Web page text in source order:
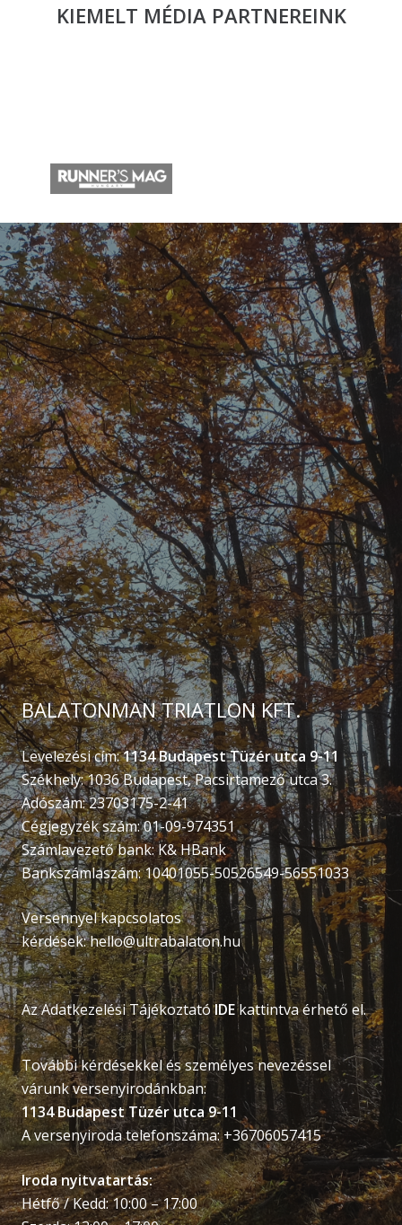
KIEMELT MÉDIA PARTNEREINK
BALATONMAN TRIATLON KFT.
Levelezési cím:1134 Budapest Tüzér utca 9-11
Székhely: 1036 Budapest, Pacsirtamező utca 3.
Adószám: 23703175-2-41
Cégjegyzék szám: 01-09-974351
Számlavezető bank: K& HBank
Bankszámlaszám: 10401055-50526549-56551033
Versennyel kapcsolatos
kérdések:hello@ultrabalaton.hu
Az Adatkezelési Tájékoztató IDE kattintva érhető el.
További kérdésekkel és személyes nevezéssel
várunk versenyirodánkban:
1134 Budapest Tüzér utca 9-11
A versenyiroda telefonszáma: +36706057415
Iroda nyitvatartás:
Hétfő / Kedd: 10:00 – 17:00